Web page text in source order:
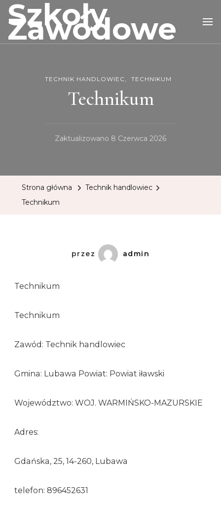
Szkoły
Zawodowe
TECHNIK HANDLOWIEC TECHNIKUM
Technikum
Zaktualizowano 8 Czerwca 2026
Strona główna
Technik handlowiec
Technikum
przez admin
Technikum
Technikum
Zawód: Technik handlowiec
Gmina: Lubawa Powiat: Powiat iławski
Województwo: WOJ. WARMIŃSKO-MAZURSKIE
Adres:
Gdańska, 25, 14-260, Lubawa
telefon: 896452631